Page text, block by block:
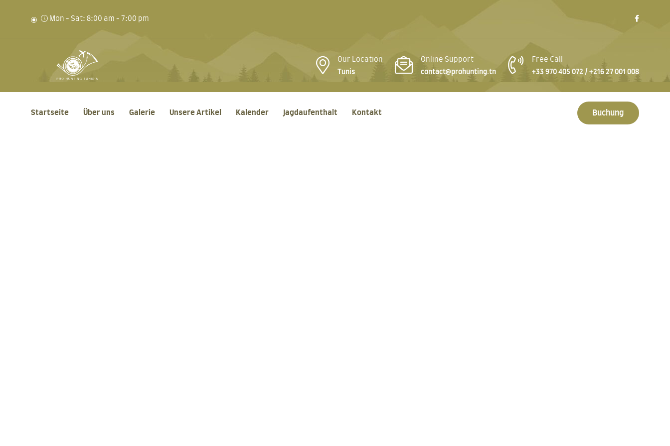
Mon - Sat: 8:00 am - 7:00 pm
Our Location
Tunis
Online Support
contact@prohunting.tn
Free Call
+33 970 405 072 / +216 27 001 008
Startseite Über uns Galerie Unsere Artikel Kalender Jagdaufenthalt Kontakt Buchung